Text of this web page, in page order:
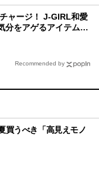
ャージ！ J-GIRL和愛
分をアゲるアイテム＆
Recommended by
買うべき「高見えモノ